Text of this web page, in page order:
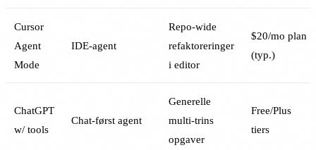
Cursor
Agent
Mode
IDE-agent
Repo-wide
refaktoreringer
i editor
$20/mo plan
(typ.)
ChatGPT
w/ tools
Chat-først agent
Generelle
multi-trins
opgaver
Free/Plus
tiers